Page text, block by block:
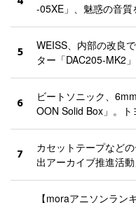
-05XE」、魅惑の音質
5
WEISS、内部の改良
ター「DAC205-MK2」
6
ビートソニック、
OON Solid Box」。
7
カセットテープなど
出アーカイブ推進活動
【moraアニソンラン